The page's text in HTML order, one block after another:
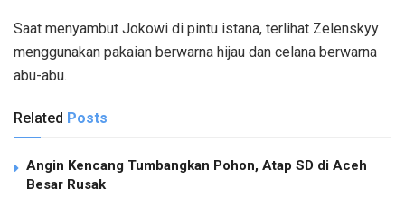
Saat menyambut Jokowi di pintu istana, terlihat Zelenskyy
menggunakan pakaian berwarna hijau dan celana berwarna
abu-abu.
Related Posts
Angin Kencang Tumbangkan Pohon, Atap SD di Aceh
Besar Rusak